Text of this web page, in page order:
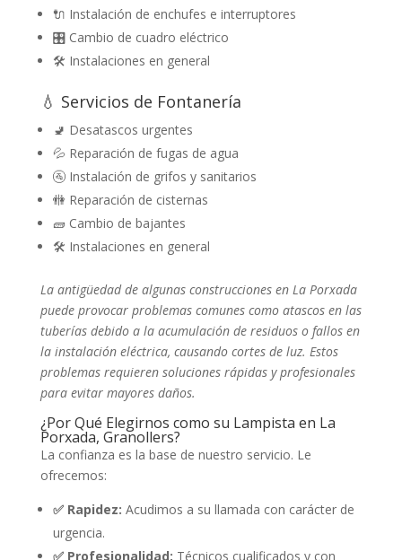
🔌 Instalación de enchufes e interruptores
🎛️ Cambio de cuadro eléctrico
🛠️ Instalaciones en general
💧 Servicios de Fontanería
🚽 Desatascos urgentes
💦 Reparación de fugas de agua
🚰 Instalación de grifos y sanitarios
🚻 Reparación de cisternas
🧱 Cambio de bajantes
🛠️ Instalaciones en general
La antigüedad de algunas construcciones en La Porxada
puede provocar problemas comunes como atascos en las
tuberías debido a la acumulación de residuos o fallos en
la instalación eléctrica, causando cortes de luz. Estos
problemas requieren soluciones rápidas y profesionales
para evitar mayores daños.
¿Por Qué Elegirnos como su Lampista en La
Porxada, Granollers?
La confianza es la base de nuestro servicio. Le
ofrecemos:
✅ Rapidez: Acudimos a su llamada con carácter de
urgencia.
✅ Profesionalidad: Técnicos cualificados y con